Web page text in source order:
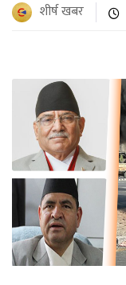
शीर्ष खबर